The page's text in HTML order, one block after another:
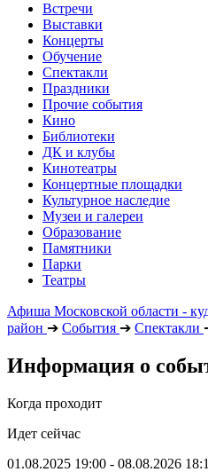
Встречи
Выставки
Концерты
Обучение
Спектакли
Праздники
Прочие события
Кино
Библиотеки
ДК и клубы
Кинотеатры
Концертные площадки
Культурное наследие
Музеи и галереи
Образование
Памятники
Парки
Театры
Афиша Московской области -
район ➔ События ➔ Спектакли
Информация о
Когда проходит
Идет сейчас
01.08.2025 19:00 - 08.08.2026